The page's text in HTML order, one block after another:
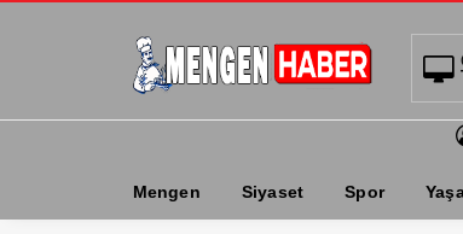
Mengen Siyaset Spor